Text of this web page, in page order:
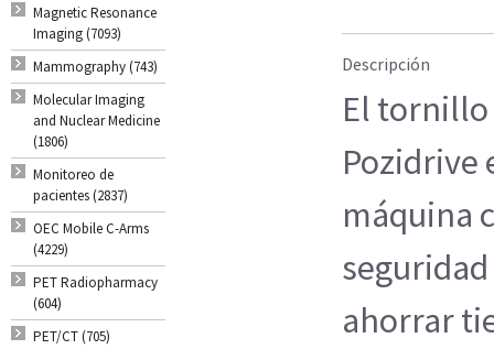
Magnetic Resonance
Imaging (7093)
Mammography (743)
Molecular Imaging
and Nuclear Medicine
(1806)
Monitoreo de
pacientes (2837)
OEC Mobile C-Arms
(4229)
PET Radiopharmacy
(604)
PET/CT (705)
Descripción
El tornillo
Pozidrive
máquina
ahorrar